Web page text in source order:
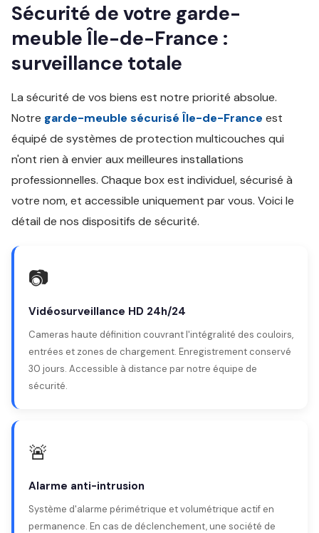
Sécurité de votre garde-
meuble Île-de-France :
surveillance totale
La sécurité de vos biens est notre priorité absolue.
Notre garde-meuble sécurisé Île-de-France est
équipé de systèmes de protection multicouches qui
n'ont rien à envier aux meilleures installations
professionnelles. Chaque box est individuel, sécurisé à
votre nom, et accessible uniquement par vous. Voici le
détail de nos dispositifs de sécurité.
📷
Vidéosurveillance HD 24h/24
Cameras haute définition couvrant l'intégralité des couloirs,
entrées et zones de chargement. Enregistrement conservé
30 jours. Accessible à distance par notre équipe de
sécurité.
🚨
Alarme anti-intrusion
Système d'alarme périmétrique et volumétrique actif en
permanence. En cas de déclenchement, une société de